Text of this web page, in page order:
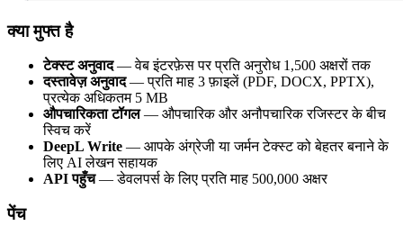
क्या मुफ्त है
टेक्स्ट अनुवाद— वेब इंटरफ़ेस पर प्रति अनुरोध 1,500 अक्षरों तक
दस्तावेज़ अनुवाद— प्रति माह 3 फ़ाइलें (PDF, DOCX, PPTX),
प्रत्येक अधिकतम 5 MB
औपचारिकता टॉगल— औपचारिक और अनौपचारिक रजिस्टर के बीच
स्विच करें
DeepL Write — आपके अंग्रेजी या जर्मन टेक्स्ट को बेहतर बनाने के
लिए AI लेखन सहायक
API पहुँच— डेवलपर्स के लिए प्रति माह 500,000 अक्षर
पेंच